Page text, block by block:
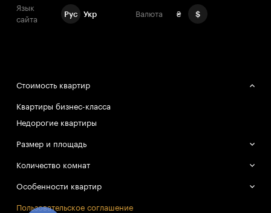
Язык
сайта
Рус Укр Валюта ₴ $
Стоимость квартир
Квартиры бизнес-класса
Недорогие квартиры
Размер и площадь
Большие квартиры
Маленькие квартиры
Количество комнат
Однокомнатные квартиры
Особенности квартир
Смарт-квартиры
Пользовательское соглашение